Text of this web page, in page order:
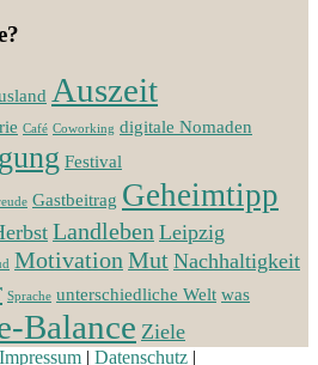
Auszeit
Café Coworking digitale Nomaden
Festival
Gastbeitrag Geheimtipp
Landleben Leipzig
Motivation Mut Nachhaltigkeit
Sprache unterschiedliche Welt was
Balance Ziele
Impressum | Datenschutz |